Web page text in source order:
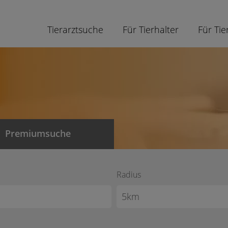
Tierarztsuche Für Tierhalter Für
Premiumsuche
Radius